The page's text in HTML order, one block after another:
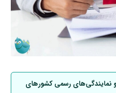
و نمایندگی‌های رسمی کشورهای